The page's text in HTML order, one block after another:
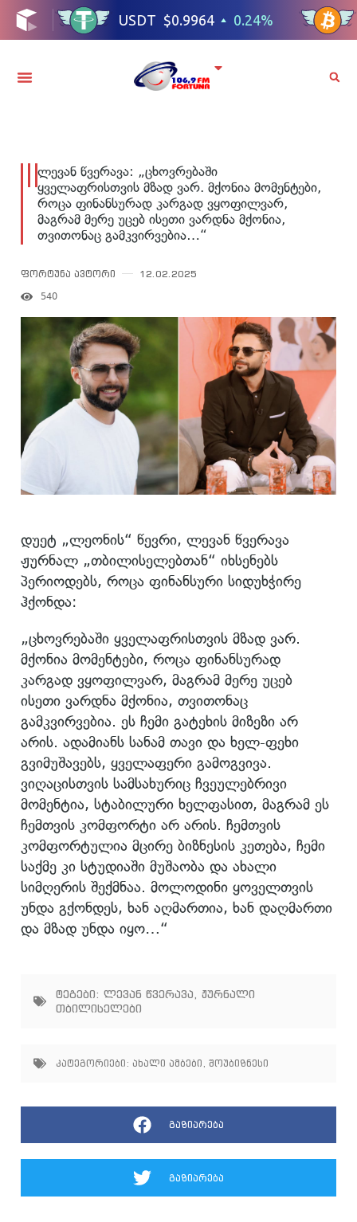
ლევან წვერავა: „ცხოვრებაში
ყველაფრისთვის მზად ვარ. მქონია მომენტები,
როცა ფინანსურად კარგად ვყოფილვარ,
მაგრამ მერე უცებ ისეთი ვარდნა მქონია,
თვითონაც გამკვირვებია…“
ფორტუნა ავტორი 12.02.2025
540
დუეტ „ლეონის“ წევრი, ლევან წვერავა
ჟურნალ „თბილისელებთან“ იხსენებს
პერიოდებს, როცა ფინანსური სიდუხჭირე
ჰქონდა:
„ცხოვრებაში ყველაფრისთვის მზად ვარ.
მქონია მომენტები, როცა ფინანსურად
კარგად ვყოფილვარ, მაგრამ მერე უცებ
ისეთი ვარდნა მქონია, თვითონაც
გამკვირვებია. ეს ჩემი გატეხის მიზეზი არ
არის. ადამიანს სანამ თავი და ხელ-ფეხი
გვიმუშავებს, ყველაფერი გამოგვივა.
ვიღაცისთვის სამსახურიც ჩვეულებრივი
მომენტია, სტაბილური ხელფასით, მაგრამ ეს
ჩემთვის კომფორტი არ არის. ჩემთვის
კომფორტულია მცირე ბიზნესის კეთება, ჩემი
საქმე კი სტუდიაში მუშაობა და ახალი
სიმღერის შექმნაა. მოლოდინი ყოველთვის
უნდა გქონდეს, ხან აღმართია, ხან დაღმართი
და მზად უნდა იყო…“
ტეგები: ლევან წვერავა
ჟურნალი
თბილისელები
კატეგორიები: ახალი ამბები , შოუბიზნესი
გაზიარება
გაზიარება